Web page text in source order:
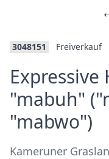
3048151 Freiverkauf
Expressive
"mabuh"
"mabwo")
Kameruner